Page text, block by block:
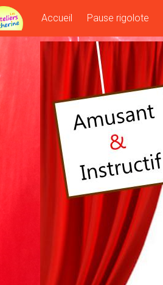
Accueil Pause rigolote